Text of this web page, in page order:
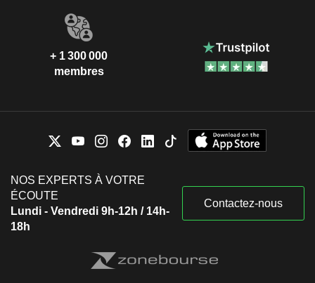
+ 1 300 000
membres
NOS EXPERTS À VOTRE
ÉCOUTE
Lundi - Vendredi 9h-12h / 14h-
18h
Contactez-nous